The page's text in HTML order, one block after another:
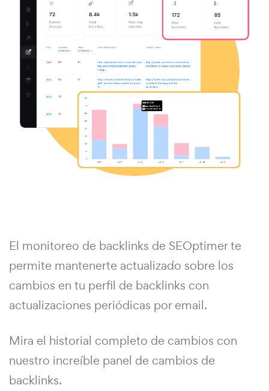
El monitoreo de backlinks de SEOptimer te
permite mantenerte actualizado sobre los
cambios en tu perfil de backlinks con
actualizaciones periódicas por email.
Mira el historial completo de cambios con
nuestro increíble panel de cambios de
backlinks.